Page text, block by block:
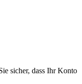
sicher, dass Ihr Konto